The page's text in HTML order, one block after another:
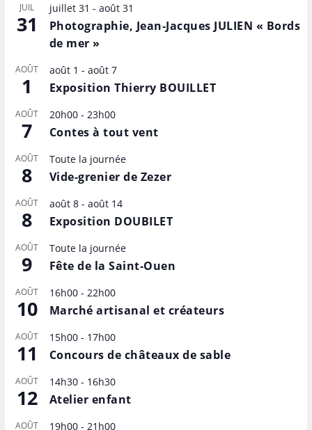
JUIL
31
juillet 31 - août 31
Photographie, Jean-Jacques JULIEN « Bords
de mer »
AOÛT
1
août 1 - août 7
Exposition Thierry BOUILLET
AOÛT
7
20h00- 23h00
Contes à tout vent
AOÛT
8
Toute la journée
Vide-grenier de Zezer
AOÛT
8
août 8- août 14
Exposition DOUBILET
AOÛT
9
Toute la journée
Fête de la Saint-Ouen
AOÛT
10
16h00- 22h00
Marché artisanal et créateurs
AOÛT
11
15h00- 17h00
Concours de châteaux de sable
AOÛT
12
14h30- 16h30
Atelier enfant
AOÛT 19h00- 21h00